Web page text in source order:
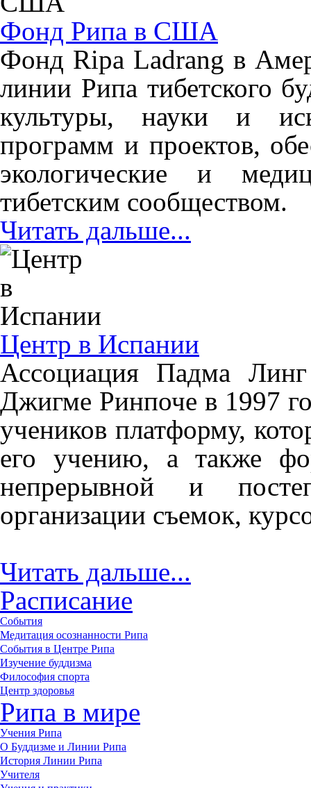
Фонд Рипа в США
Фонд Ripa Ladrang в
линии Рипа тибетского
культуры, науки и
программ и проектов,
экологические и
тибетским сообществом.
Читать дальше...
Центр в Испании
Ассоциация Падма
Джигме Ринпоче в 1997
учеников платформу,
его учению, а также
непрерывной и
организации съемок,
Читать дальше...
Расписание
События
Медитация осознанности Рипа
События в Центре Рипа
Изучение буддизма
Философия спорта
Центр здоровья
Рипа в мире
Учения Рипа
О Буддизме и Линии Рипа
История Линии Рипа
Учителя